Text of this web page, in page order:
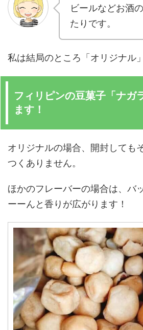
ビールなどお酒
たりです。
私は結局のところ「オリジナル
フィリピンの豆菓子「ナガ
ます！
オリジナルの場合、開封しても
つくありません。
ほかのフレーバーの場合は、バ
ーーんと香りが広がります！